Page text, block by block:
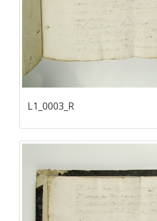
L1_0003_R